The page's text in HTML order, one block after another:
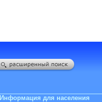
Информация для населения